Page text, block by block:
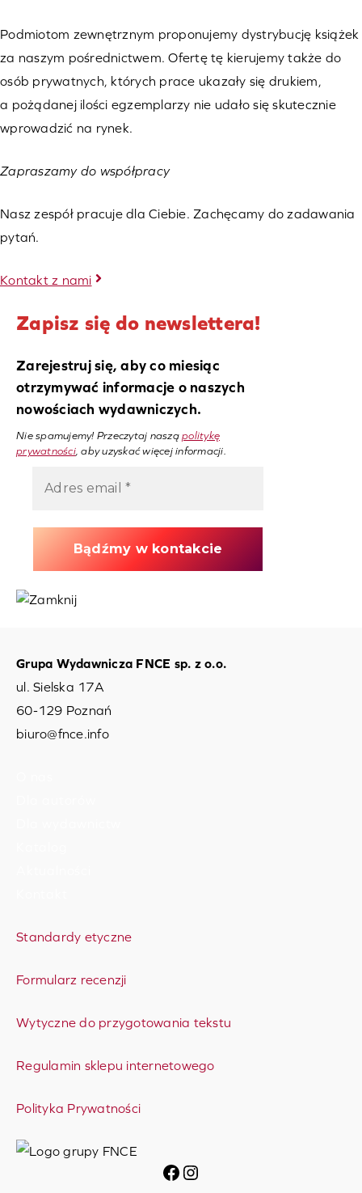
Podmiotom zewnętrznym proponujemy dystrybucję książek
za naszym pośrednictwem. Ofertę tę kierujemy także do
osób prywatnych, których prace ukazały się drukiem,
a pożądanej ilości egzemplarzy nie udało się skutecznie
wprowadzić na rynek.
Zapraszamy do współpracy
Nasz zespół pracuje dla Ciebie. Zachęcamy do zadawania
pytań.
Kontakt z nami
Zapisz się do newslettera!
Zarejestruj się, aby co miesiąc
otrzymywać informacje o naszych
nowościach wydawniczych.
Nie spamujemy! Przeczytaj naszą politykę
prywatności, aby uzyskać więcej informacji.
Grupa Wydawnicza FNCE sp. z o.o.
ul. Sielska 17A
60-129 Poznań
biuro@fnce.info
Standardy etyczne
Formularz recenzji
Wytyczne do przygotowania tekstu
Regulamin sklepu internetowego
Polityka Prywatności
Facebook
Instagram